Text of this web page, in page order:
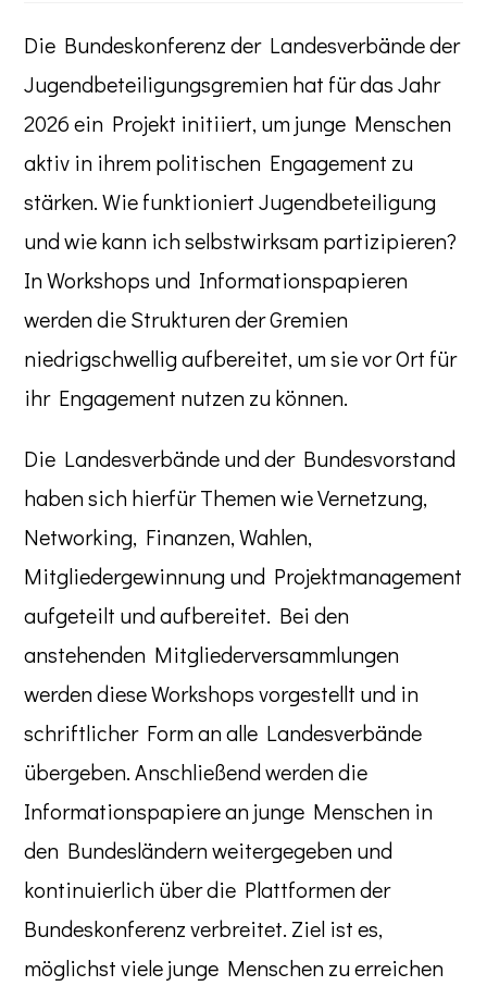
Die Bundeskonferenz der Landesverbände der
Jugendbeteiligungsgremien hat für das Jahr
2026 ein Projekt initiiert, um junge Menschen
aktiv in ihrem politischen Engagement zu
stärken. Wie funktioniert Jugendbeteiligung
und wie kann ich selbstwirksam partizipieren?
In Workshops und Informationspapieren
werden die Strukturen der Gremien
niedrigschwellig aufbereitet, um sie vor Ort für
ihr Engagement nutzen zu können.
Die Landesverbände und der Bundesvorstand
haben sich hierfür Themen wie Vernetzung,
Networking, Finanzen, Wahlen,
Mitgliedergewinnung und Projektmanagement
aufgeteilt und aufbereitet. Bei den
anstehenden Mitgliederversammlungen
werden diese Workshops vorgestellt und in
schriftlicher Form an alle Landesverbände
übergeben. Anschließend werden die
Informationspapiere an junge Menschen in
den Bundesländern weitergegeben und
kontinuierlich über die Plattformen der
Bundeskonferenz verbreitet. Ziel ist es,
möglichst viele junge Menschen zu erreichen